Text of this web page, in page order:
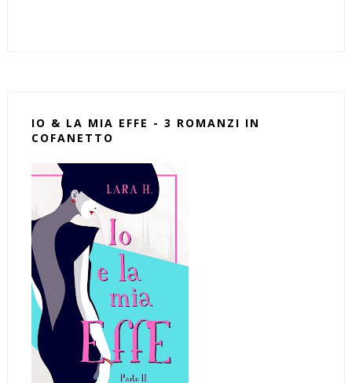
IO & LA MIA EFFE - 3 ROMANZI IN
COFANETTO